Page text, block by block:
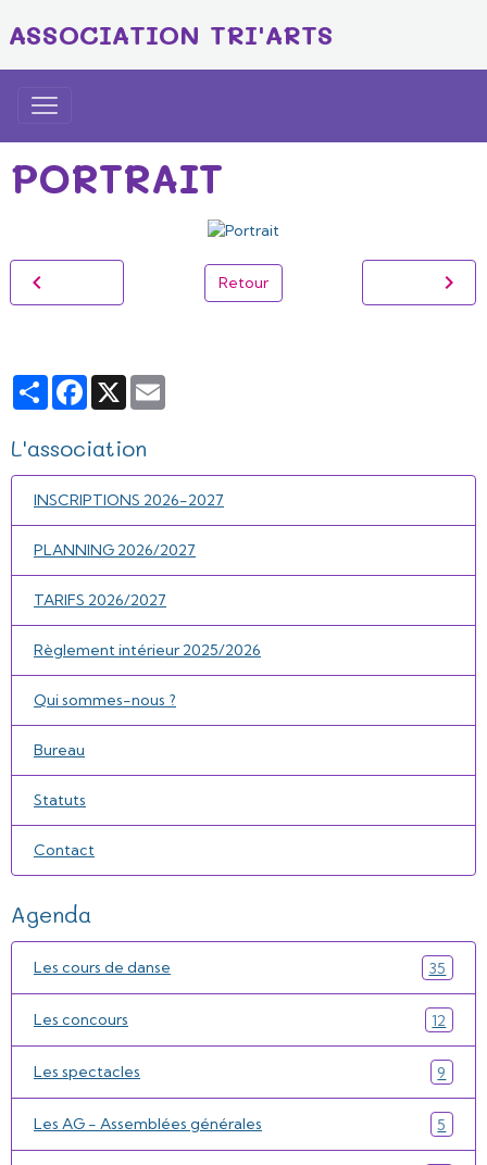
ASSOCIATION TRI'ARTS
PORTRAIT
Retour
PartagerFacebook
X
L'association
INSCRIPTIONS 2026-2027
PLANNING 2026/2027
TARIFS 2026/2027
Règlement intérieur 2025/2026
Qui sommes-nous ?
Bureau
Statuts
Contact
Agenda
Les cours de danse 35
Les concours 12
Les spectacles 9
Les AG - Assemblées générales 5